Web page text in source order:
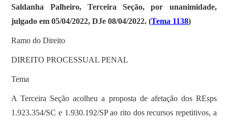
Saldanha Palheiro, Terceira Seção, por unanimidade,
julgado em 05/04/2022, DJe 08/04/2022. (Tema 1138)
Ramo do Direito
DIREITO PROCESSUAL PENAL
Tema
A Terceira Seção acolheu a proposta de afetação dos REsps
1.923.354/SC e 1.930.192/SP ao rito dos recursos repetitivos, a